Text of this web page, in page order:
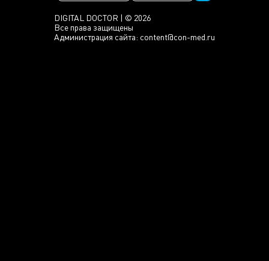
DIGITAL DOCTOR | © 2026
Все права защищены
Администрация сайта: content@con-med.ru